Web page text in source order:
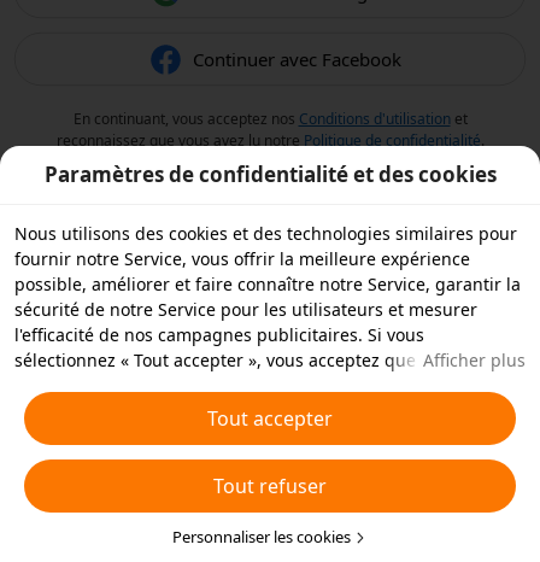
Continuer avec Facebook
En continuant, vous acceptez nos Conditions d'utilisation et
reconnaissez que vous avez lu notre Politique de confidentialité.
Paramètres de confidentialité et des cookies
Nous utilisons des cookies et des technologies similaires pour
fournir notre Service, vous offrir la meilleure expérience
possible, améliorer et faire connaître notre Service, garantir la
sécurité de notre Service pour les utilisateurs et mesurer
l'efficacité de nos campagnes publicitaires. Si vous
sélectionnez « Tout accepter », vous acceptez que nous et nos
similaires sur votre appareil à des fins publicitaires. Vous
pouvez aussi « rejeter tous » les cookies non essentiels ou
choisir les types de cookies que vous souhaitez accepter ou
rejeter à tout moment dans vos paramètres de confidentialité
ou en cliquant sur « Personnaliser les cookies » ci-dessous.
Pour plus de détails, consultez notrePolitique relative aux
Afficher plus
Tout accepter
Tout refuser
Personnaliser les cookies